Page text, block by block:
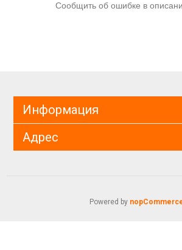
Сообщить об ошибке в
Информация
Адрес
Powered by